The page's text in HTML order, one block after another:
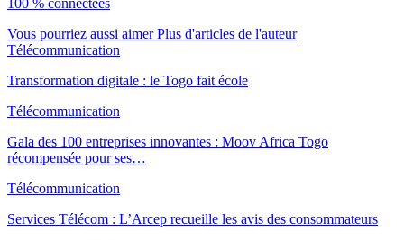
Vous pourriez aussi aimer Plus d'articles de l'auteur
Télécommunication
Transformation digitale : le Togo fait école
Télécommunication
Gala des 100 entreprises innovantes : Moov Africa Togo
récompensée pour ses…
Télécommunication
Services Télécom : L’Arcep recueille les avis des consommateurs